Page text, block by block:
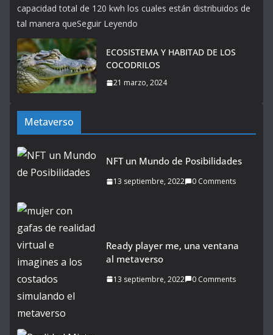
capacidad total de 120 kwh los cuales están distribuidos de
tal manera queSeguir Leyendo
ECOSISTEMA Y HABITAD DE LOS
COCODRILOS
21 marzo, 2024
Metaverso
NFT un Mundo de Posibilidades
13 septiembre, 2022 0 Comments
Ready player me, una ventana
al metaverso
13 septiembre, 2022 0 Comments